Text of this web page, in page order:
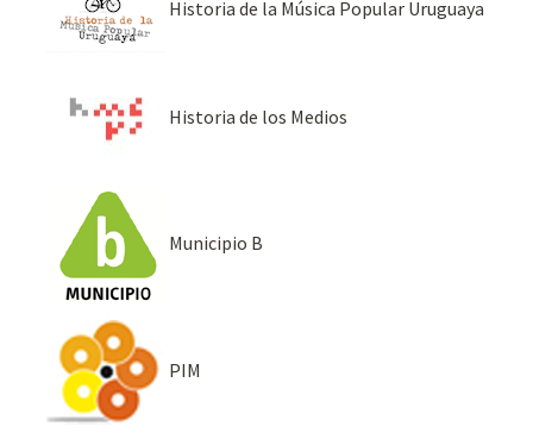
Historia de la Música Popular Uruguaya
Historia de los Medios
Municipio B
PIM